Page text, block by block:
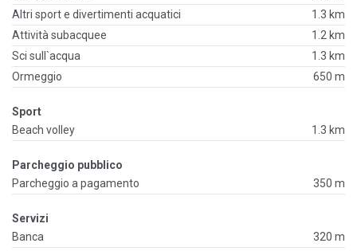
Altri sport e divertimenti acquatici
1.3 km
Attività subacquee
1.2 km
Sci sull`acqua
1.3 km
Ormeggio
650 m
Sport
Beach volley
1.3 km
Parcheggio pubblico
Parcheggio a pagamento
350 m
Servizi
Banca
320 m